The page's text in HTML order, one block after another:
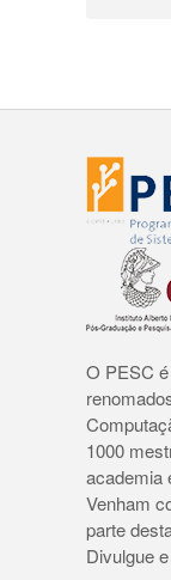
O PESC
1000
academia
Venham
parte
Divulgue